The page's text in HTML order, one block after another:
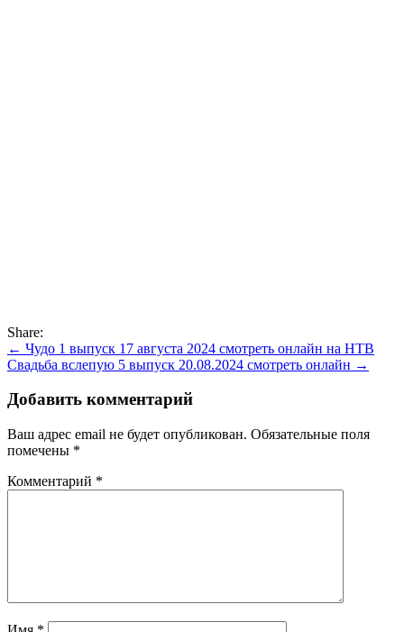
Share:
Навигация
по
записям
← Чудо 1 выпуск 17 августа 2024 смотреть онлайн на НТВ
Свадьба вслепую 5 выпуск 20.08.2024 смотреть онлайн →
Добавить комментарий
Ваш адрес email не будет опубликован. Обязательные поля
помечены *
Комментарий *